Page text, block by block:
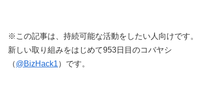
※この記事は、持続可能な活動をしたい人向けです。
新しい取り組みをはじめて953日目のコバヤシ
（@BizHack1）です。